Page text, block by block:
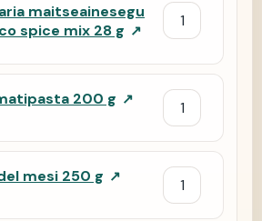
maitseainesegu
spice mix 28 g ↗
200 g ↗
mesi 250 g ↗